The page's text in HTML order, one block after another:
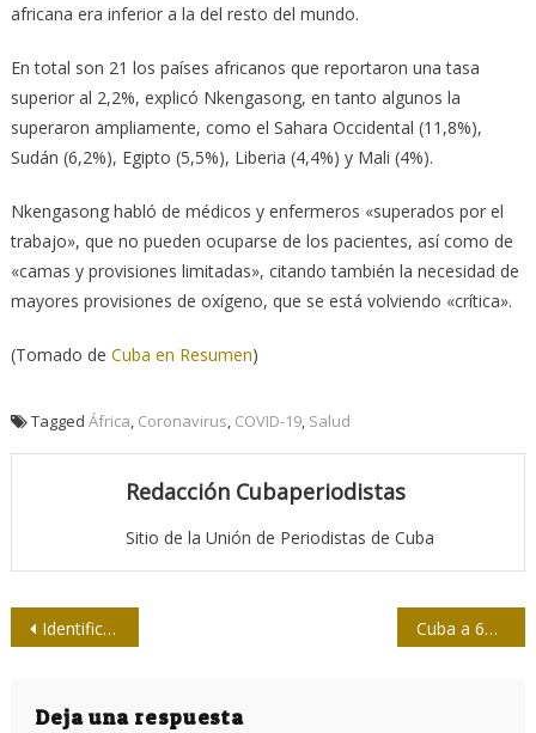
africana era inferior a la del resto del mundo.
En total son 21 los países africanos que reportaron una tasa
superior al 2,2%, explicó Nkengasong, en tanto algunos la
superaron ampliamente, como el Sahara Occidental (11,8%),
Sudán (6,2%), Egipto (5,5%), Liberia (4,4%) y Mali (4%).
Nkengasong habló de médicos y enfermeros «superados por el
trabajo», que no pueden ocuparse de los pacientes, así como de
«camas y provisiones limitadas», citando también la necesidad de
mayores provisiones de oxígeno, que se está volviendo «crítica».
(Tomado de Cuba en Resumen)
Tagged África Coronavirus COVID-19, Salud
Redacción Cubaperiodistas
Sitio de la Unión de Periodistas de Cuba
Navegación
entradas
Identifican potenciales actuaciones conjuntas directivos de la Unión de Juristas y de la Upec Cuba a 62 años de su Operación Verdad
Deja una respuesta